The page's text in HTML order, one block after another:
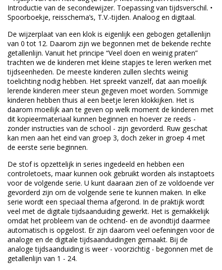
Introductie van de secondewijzer. Toepassing van tijdsverschil. •
Spoorboekje, reisschema’s, T.V.-tijden. Analoog en digitaal.
De wijzerplaat van een klok is eigenlijk een gebogen getallenlijn
van 0 tot 12. Daarom zijn we begonnen met de bekende rechte
getallenlijn. Vanuit het principe “Veel doen en weinig praten”
trachten we de kinderen met kleine stapjes te leren werken met
tijdseenheden. De meeste kinderen zullen slechts weinig
toelichting nodig hebben. Het spreekt vanzelf, dat aan moeilijk
lerende kinderen meer steun gegeven moet worden. Sommige
kinderen hebben thuis al een beetje leren klokkijken. Het is
daarom moeilijk aan te geven op welk moment de kinderen met
dit kopieermateriaal kunnen beginnen en hoever ze reeds -
zonder instructies van de school - zijn gevorderd. Ruw geschat
kan men aan het eind van groep 3, doch zeker in groep 4 met
de eerste serie beginnen.
De stof is opzettelijk in series ingedeeld en hebben een
controletoets, maar kunnen ook gebruikt worden als instaptoets
voor de volgende serie. U kunt daaraan zien of ze voldoende ver
gevorderd zijn om de volgende serie te kunnen maken. In elke
serie wordt een speciaal thema afgerond. In de praktijk wordt
veel met de digitale tijdsaanduiding gewerkt. Het is gemakkelijk
omdat het probleem van de ochtend- en de avondtijd daarmee
automatisch is opgelost. Er zijn daarom veel oefeningen voor de
analoge en de digitale tijdsaanduidingen gemaakt. Bij de
analoge tijdsaanduiding is weer - voorzichtig - begonnen met de
getallenlijn van 1 - 24.